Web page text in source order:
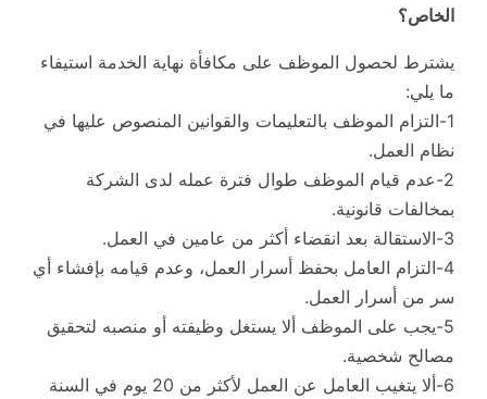
الخاص؟
يشترط لحصول الموظف على مكافأة نهاية الخدمة استيفاء
ما يلي:
1-التزام الموظف بالتعليمات والقوانين المنصوص عليها في
نظام العمل.
2-عدم قيام الموظف طوال فترة عمله لدى الشركة
بمخالفات قانونية.
3-الاستقالة بعد انقضاء أكثر من عامين في العمل.
4-التزام العامل بحفظ أسرار العمل، وعدم قيامه بإفشاء أي
سر من أسرار العمل.
5-يجب على الموظف ألا يستغل وظيفته أو منصبه لتحقيق
مصالح شخصية.
6-ألا يتغيب العامل عن العمل لأكثر من 20 يوم في السنة